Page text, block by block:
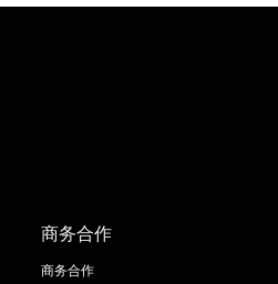
商务合作
商务合作